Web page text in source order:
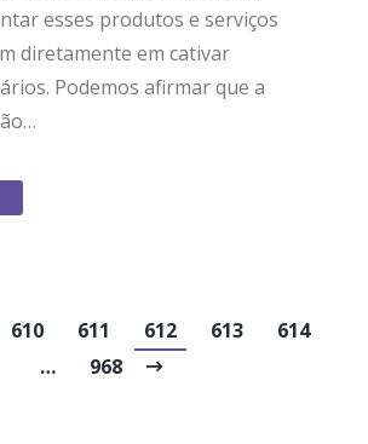
esses produtos e serviços
diretamente em cativar
Podemos afirmar que a
610 611 612 613
614
…
968